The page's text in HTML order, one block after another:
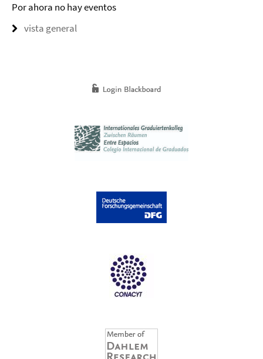
Por ahora no hay eventos
vista general